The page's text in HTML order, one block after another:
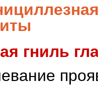
гниль